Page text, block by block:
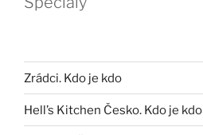
Zrádci. Kdo je kdo
Hell’s Kitchen Česko. Kdo je kdo